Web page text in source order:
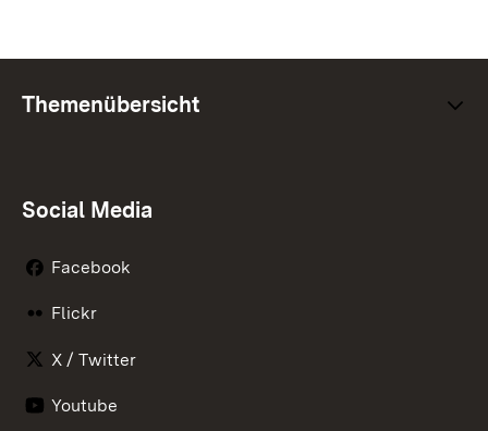
Themenübersicht
Social Media
Facebook
Flickr
X / Twitter
Youtube